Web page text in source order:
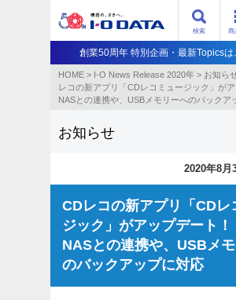
商
検索
創業50周年 特別企画・最新Topicsは
HOME > I-O News Release 2020年 > お知ら
レコの新アプリ「CDレコミュージック」がア
NASとの連携や、USBメモリーへのバックア
お知らせ
2020年8
CDレコの新アプリ「CDレ
ジック」がアップデート！
NASとの連携や、USBメ
のバックアップに対応